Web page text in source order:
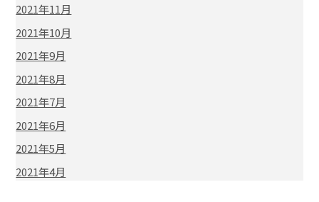
2021年11月
2021年10月
2021年9月
2021年8月
2021年7月
2021年6月
2021年5月
2021年4月